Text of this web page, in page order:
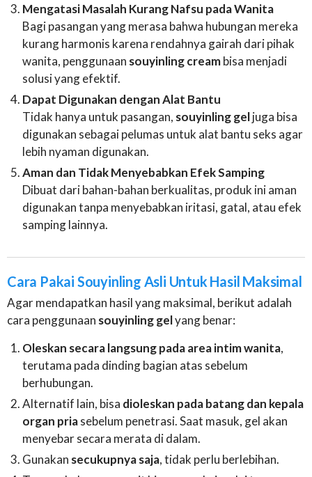
Mengatasi Masalah Kurang Nafsu pada Wanita
Bagi pasangan yang merasa bahwa hubungan mereka
kurang harmonis karena rendahnya gairah dari pihak
wanita, penggunaan souyinling creambisa menjadi
solusi yang efektif.
Dapat Digunakan dengan Alat Bantu
Tidak hanya untuk pasangan, souyinling geljuga bisa
digunakan sebagai pelumas untuk alat bantu seks agar
lebih nyaman digunakan.
Aman dan Tidak Menyebabkan Efek Samping
Dibuat dari bahan-bahan berkualitas, produk ini aman
digunakan tanpa menyebabkan iritasi, gatal, atau efek
samping lainnya.
Cara Pakai Souyinling Asli Untuk Hasil Maksimal
Agar mendapatkan hasil yang maksimal, berikut adalah
cara penggunaan souyinling gelyang benar:
Oleskan secara langsung pada area intim wanita,
terutama pada dinding bagian atas sebelum
berhubungan.
Alternatif lain, bisa dioleskan pada batang dan kepala
organ priasebelum penetrasi. Saat masuk, gel akan
menyebar secara merata di dalam.
Gunakan secukupnya saja, tidak perlu berlebihan.